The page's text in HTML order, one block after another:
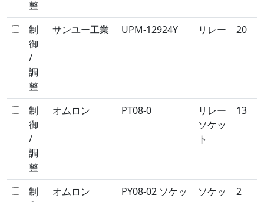
整
制
御
/
調
整
サンユー工業 UPM-12924Y リレー 20
制
御
/
調
整
オムロン PT08-0
リレー
ソケッ
ト
13
制
オムロン
PY08-02 ソケッ
ソケッ
2